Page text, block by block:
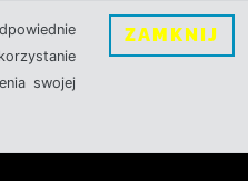
swojej
ZAMKNIJ